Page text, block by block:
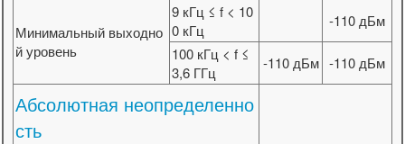
Минимальный выходно
й уровень
9 кГц ≤ f < 10
0 кГц
-110 дБм
100 кГц < f ≤
3,6 ГГц
-110 дБм -110 дБм
Абсолютная неопределенно
сть